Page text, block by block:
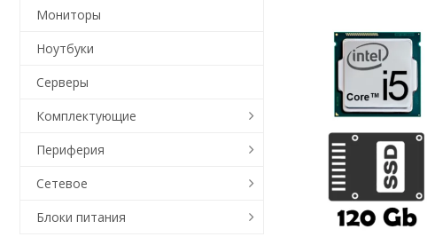
Мониторы
Ноутбуки
Серверы
Комплектующие
Периферия
Сетевое
Блоки питания